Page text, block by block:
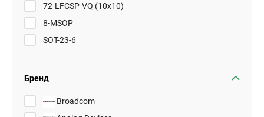
72-LFCSP-VQ (10x10)
8-MSOP
SOT-23-6
Бренд
Broadcom